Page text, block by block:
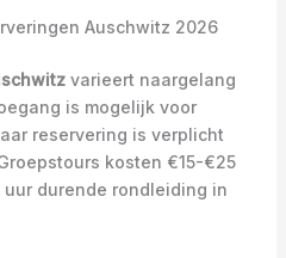
Auschwitz 2026
varieert naargelang
is mogelijk voor
reservering is verplicht
kosten €15-€25
durende rondleiding in